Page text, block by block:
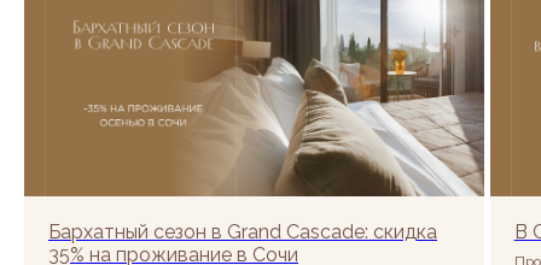
Бархатный сезон в Grand Cascade: скидка
35% на проживание в Сочи
В